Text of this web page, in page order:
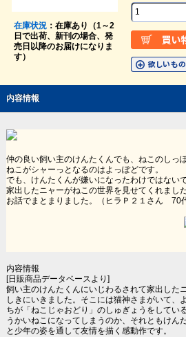
在庫状況：在庫あり（1～2
日で出荷、新刊の場合、発
売日以降のお届けになりま
す）
内容情報
仲の良い飼い主のけんたくんでも、ねこのしっ
ねこがシャーっとなるのはよっぽどです。
でも、けんたくんが嫌いになったわけではないで
家出したニャーがねこの世界を見せてくれまし
お話でまとまりました。（ヒラＰ２１さん 70
内容情報
[日販商品データベースより]
飼い主のけんたくんにいじわるされて家出した
しきにいきました。そこには猫神さまがいて、
ちが「ねこじゃおどり」のしゅぎょうをして
うかいねこになってしまうのか、それともけ
と少年の姿を通して友情を描く感動作です。